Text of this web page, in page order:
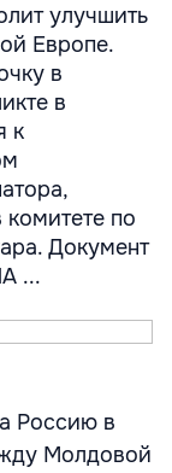
улучшить
Европе.
в
в
к
комитете по
Документ
...
Россию в
Молдовой